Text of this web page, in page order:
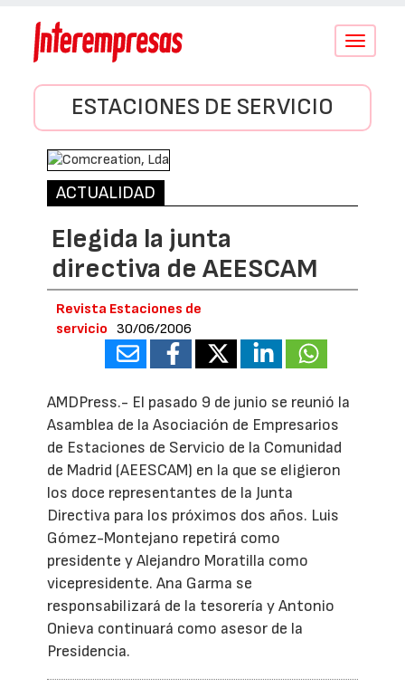
Conmutar
ESTACIONES DE SERVICIO
ACTUALIDAD
Elegida la junta
directiva de AEESCAM
Revista Estaciones de
servicio
30/06/2006
AMDPress.- El pasado 9 de junio se reunió la
Asamblea de la Asociación de Empresarios
de Estaciones de Servicio de la Comunidad
de Madrid (AEESCAM) en la que se eligieron
los doce representantes de la Junta
Directiva para los próximos dos años. Luis
Gómez-Montejano repetirá como
presidente y Alejandro Moratilla como
vicepresidente. Ana Garma se
responsabilizará de la tesorería y Antonio
Onieva continuará como asesor de la
Presidencia.